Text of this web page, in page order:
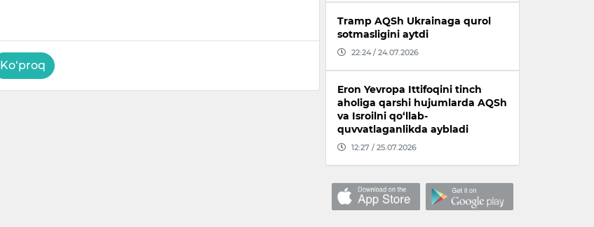
Ko‘proq
Tramp AQSh Ukrainaga qurol
sotmasligini aytdi
22:24 / 24.07.2026
Eron Yevropa Ittifoqini tinch
aholiga qarshi hujumlarda AQSh
va Isroilni qo‘llab-
quvvatlaganlikda aybladi
12:27 / 25.07.2026